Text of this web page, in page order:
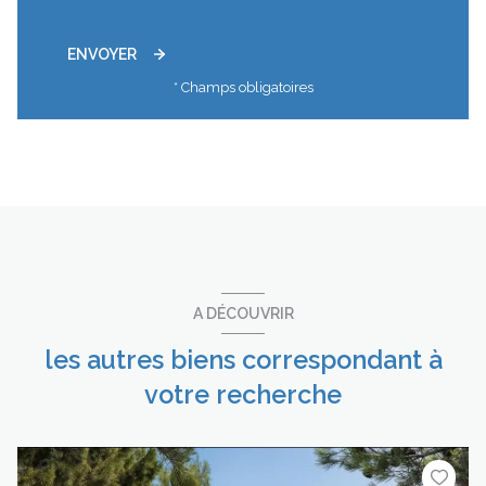
ENVOYER
* Champs obligatoires
A DÉCOUVRIR
les autres biens correspondant à
votre recherche